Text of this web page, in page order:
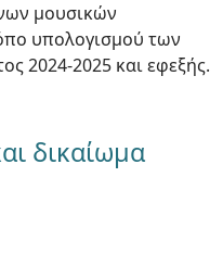
μουσικών
υπολογισμού των
2024-2025 και εφεξής.
δικαίωμα